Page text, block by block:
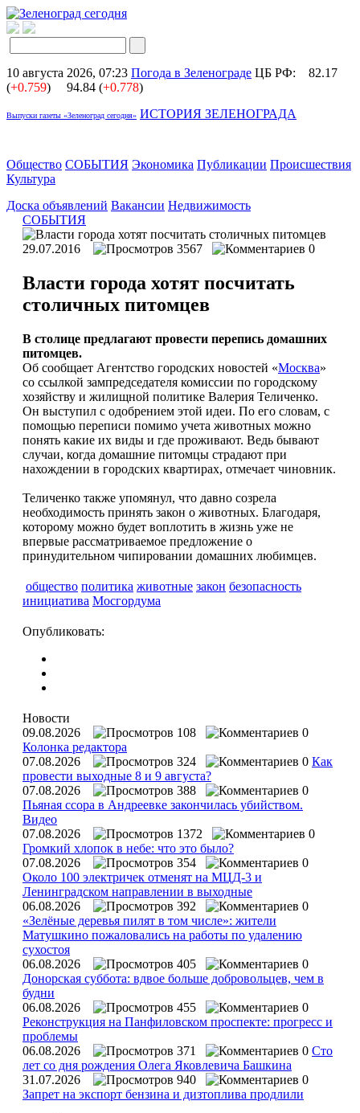
10 августа 2026, 07:23 Погода в Зеленограде ЦБ РФ:
82.17
(+0.759) 94.84 (+0.778)
Выпуски газеты «Зеленоград сегодня» ИСТОРИЯ ЗЕЛЕНОГРАДА
Общество СОБЫТИЯ Экономика Публикации Происшествия
Культура
Доска объявлений Вакансии Недвижимость
СОБЫТИЯ
29.07.2016 3567 0
Власти города хотят посчитать
столичных питомцев
В столице предлагают провести перепись домашних
питомцев.
Об сообщает Агентство городских новостей «Москва»
со ссылкой зампредседателя комиссии по городскому
хозяйству и жилищной политике Валерия Теличенко.
Он выступил с одобрением этой идеи. По его словам, с
помощью переписи помимо учета животных можно
понять какие их виды и где проживают. Ведь бывают
случаи, когда домашние питомцы страдают при
нахождении в городских квартирах, отмечает чиновник.
Теличенко также упомянул, что давно созрела
необходимость принять закон о животных. Благодаря,
которому можно будет воплотить в жизнь уже не
впервые рассматриваемое предложение о
принудительном чипировании домашних любимцев.
общество политика животные закон безопасность
инициатива Мосгордума
Опубликовать:
Новости
09.08.2026
108
0
Колонка редактора
07.08.2026
324 0 Как
провести выходные 8 и 9 августа?
07.08.2026
388
0
Пьяная ссора в Андреевке закончилась убийством.
Видео
07.08.2026
1372
0
Громкий хлопок в небе: что это было?
07.08.2026
354
0
Около 100 электричек отменят на МЦД-3 и
Ленинградском направлении в выходные
06.08.2026
392
0
«Зелёные деревья пилят в том числе»: жители
Матушкино пожаловались на работы по удалению
сухостоя
06.08.2026
405
0
Донорская суббота: вдвое больше добровольцев, чем в
будни
06.08.2026
455
0
Реконструкция на Панфиловском проспекте: прогресс и
проблемы
06.08.2026
371 0 Сто
лет со дня рождения Олега Яковлевича Башкина
31.07.2026
940
0
Запрет на экспорт бензина и дизтоплива продлили